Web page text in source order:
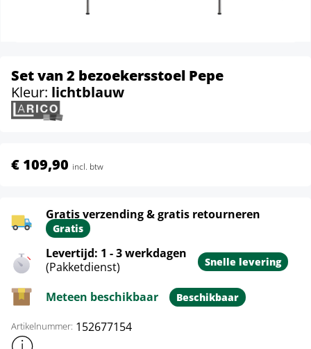
Set van 2 bezoekersstoel Pepe
Kleur: lichtblauw
€ 109,90 incl. btw
Gratis verzending & gratis retourneren
Gratis
Levertijd: 1 - 3 werkdagen
(Pakketdienst)
Snelle levering
Meteen beschikbaar Beschikbaar
Artikelnummer: 152677154
Toon meer productinformatie